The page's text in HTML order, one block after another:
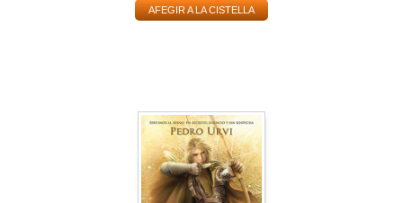
AFEGIR A LA CISTELLA